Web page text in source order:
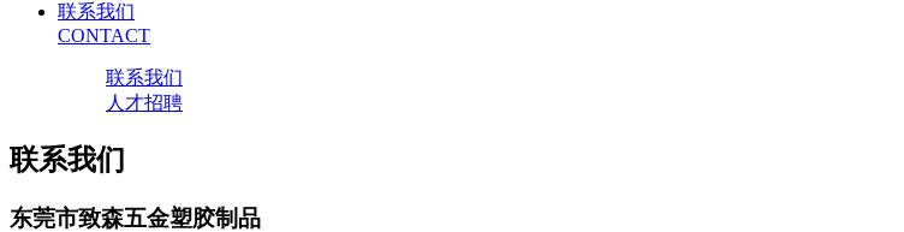
联系我们
CONTACT
联系我们
人才招聘
联系我们
东莞市致森五金塑胶制品